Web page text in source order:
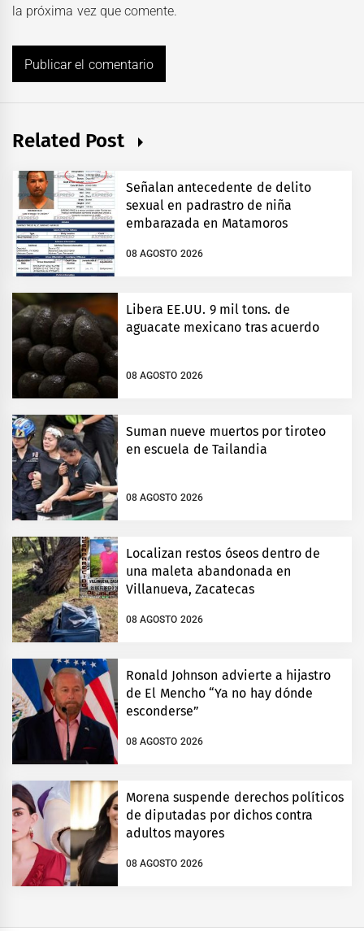
la próxima vez que comente.
Related Post
Señalan antecedente de delito
sexual en padrastro de niña
embarazada en Matamoros
08 AGOSTO 2026
Libera EE.UU. 9 mil tons. de
aguacate mexicano tras acuerdo
08 AGOSTO 2026
Suman nueve muertos por tiroteo
en escuela de Tailandia
08 AGOSTO 2026
Localizan restos óseos dentro de
una maleta abandonada en
Villanueva, Zacatecas
08 AGOSTO 2026
Ronald Johnson advierte a hijastro
de El Mencho “Ya no hay dónde
esconderse”
08 AGOSTO 2026
Morena suspende derechos políticos
de diputadas por dichos contra
adultos mayores
08 AGOSTO 2026